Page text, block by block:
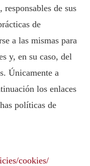
de sus
de
a las mismas para
y, en su caso, del
Únicamente a
los enlaces
políticas de
cookies/